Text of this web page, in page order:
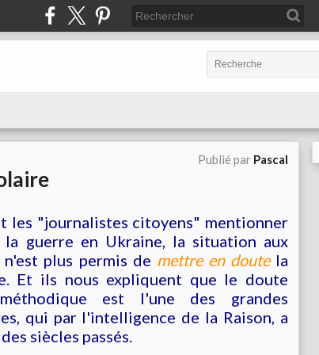
Publié par Pascal
les "journalistes citoyens" mentionner
guerre en Ukraine, la situation aux
plus permis de mettre en doutela
Et ils nous expliquent que le doute
est l'une des grandes
qui par l'intelligence de la Raison, a
siècles passés.